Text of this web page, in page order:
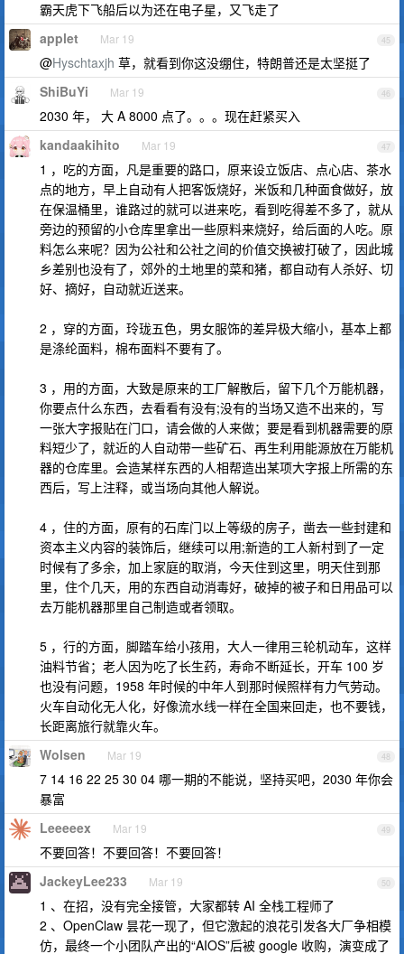
霸天虎下飞船后以为还在电子星，又飞走了
45
applet Mar 19
@Hyschtaxjh 草，就看到你这没绷住，特朗普还是太坚挺了
46
ShiBuYi Mar 19
2030 年， 大 A 8000 点了。。。现在赶紧买入
47
kandaakihito Mar 19
1 ，吃的方面，凡是重要的路口，原来设立饭店、点心店、茶水
点的地方，早上自动有人把客饭烧好，米饭和几种面食做好，放
在保温桶里，谁路过的就可以进来吃，看到吃得差不多了，就从
旁边的预留的小仓库里拿出一些原料来烧好，给后面的人吃。原
料怎么来呢？因为公社和公社之间的价值交换被打破了，因此城
乡差别也没有了，郊外的土地里的菜和猪，都自动有人杀好、切
好、摘好，自动就近送来。
2 ，穿的方面，玲珑五色，男女服饰的差异极大缩小，基本上都
是涤纶面料，棉布面料不要有了。
3 ，用的方面，大致是原来的工厂解散后，留下几个万能机器，
你要点什么东西，去看看有没有;没有的当场又造不出来的，写
一张大字报贴在门口，请会做的人来做；要是看到机器需要的原
料短少了，就近的人自动带一些矿石、再生利用能源放在万能机
器的仓库里。会造某样东西的人相帮造出某项大字报上所需的东
西后，写上注释，或当场向其他人解说。
4 ，住的方面，原有的石库门以上等级的房子，凿去一些封建和
资本主义内容的装饰后，继续可以用;新造的工人新村到了一定
时候有了多余，加上家庭的取消，今天住到这里，明天住到那
里，住个几天，用的东西自动消毒好，破掉的被子和日用品可以
去万能机器那里自己制造或者领取。
5 ，行的方面，脚踏车给小孩用，大人一律用三轮机动车，这样
油料节省；老人因为吃了长生药，寿命不断延长，开车 100 岁
也没有问题，1958 年时候的中年人到那时候照样有力气劳动。
火车自动化无人化，好像流水线一样在全国来回走，也不要钱，
长距离旅行就靠火车。
48
Wolsen Mar 19
7 14 16 22 25 30 04 哪一期的不能说，坚持买吧，2030 年你会
暴富
49
Leeeeex Mar 19
不要回答！不要回答！不要回答！
50
JackeyLee233 Mar 19
1 、在招，没有完全接管，大家都转 AI 全栈工程师了
2 、OpenClaw 昙花一现了，但它激起的浪花引发各大厂争相模
仿，最终一个小团队产出的“AIOS”后被 google 收购，演变成了